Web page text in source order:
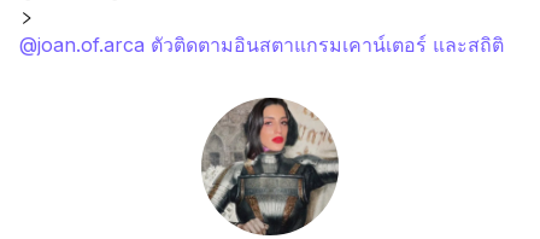
@joan.of.arca ตัวติดตามอินสตาแกรมเคาน์เตอร์ และสถิติ